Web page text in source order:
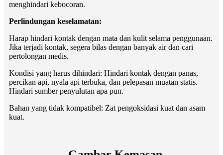
menghindari kebocoran.
Perlindungan keselamatan:
Harap hindari kontak dengan mata dan kulit selama penggunaan.
Jika terjadi kontak, segera bilas dengan banyak air dan cari
pertolongan medis.
Kondisi yang harus dihindari: Hindari kontak dengan panas,
percikan api, nyala api terbuka, dan pelepasan muatan statis.
Hindari sumber penyulutan apa pun.
Bahan yang tidak kompatibel: Zat pengoksidasi kuat dan asam
kuat.